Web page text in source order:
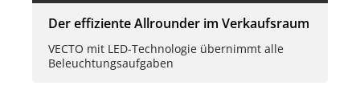
Der effiziente Allrounder im Verkaufsraum
VECTO mit LED-Technologie übernimmt alle
Beleuchtungsaufgaben